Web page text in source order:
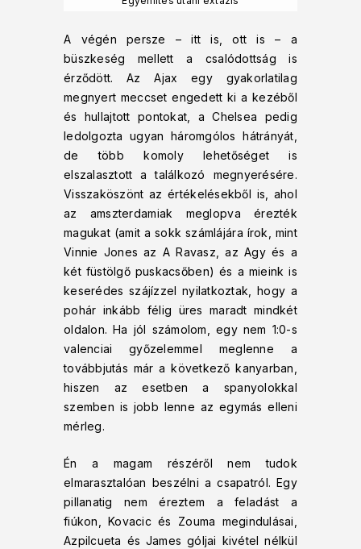
A végén persze – itt is, ott is – a
büszkeség mellett a csalódottság is
érződött. Az Ajax egy gyakorlatilag
megnyert meccset engedett ki a kezéből
és hullajtott pontokat, a Chelsea pedig
ledolgozta ugyan háromgólos hátrányát,
de több komoly lehetőséget is
elszalasztott a találkozó megnyerésére.
Visszaköszönt az értékelésekből is, ahol
az amszterdamiak meglopva érezték
magukat (amit a sokk számlájára írok, mint
Vinnie Jones az A Ravasz, az Agy és a
két füstölgő puskacsőben) és a mieink is
keserédes szájízzel nyilatkoztak, hogy a
pohár inkább félig üres maradt mindkét
oldalon. Ha jól számolom, egy nem 1:0-s
valenciai győzelemmel meglenne a
továbbjutás már a következő kanyarban,
hiszen az esetben a spanyolokkal
szemben is jobb lenne az egymás elleni
mérleg.
Én a magam részéről nem tudok
elmarasztalóan beszélni a csapatról. Egy
pillanatig nem éreztem a feladást a
fiúkon, Kovacic és Zouma megindulásai,
Azpilcueta és James góljai kivétel nélkül